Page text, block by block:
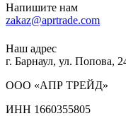
Напишите нам
zakaz@aprtrade.com
Наш адрес
г. Барнаул, ул. Попова,
ООО «АПР ТРЕЙД»
ИНН 1660355805